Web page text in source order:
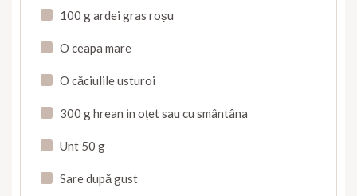
100 g ardei gras roșu
O ceapa mare
O căciulile usturoi
300 g hrean in oțet sau cu smântâna
Unt 50 g
Sare după gust